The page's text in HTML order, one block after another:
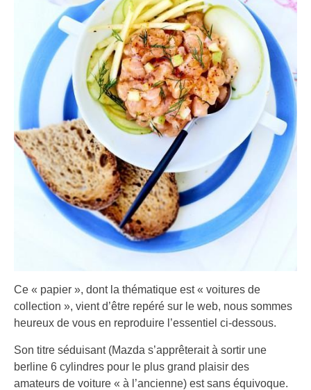
Ce « papier », dont la thématique est « voitures de
collection », vient d’être repéré sur le web, nous sommes
heureux de vous en reproduire l’essentiel ci-dessous.
Son titre séduisant (Mazda s’apprêterait à sortir une
berline 6 cylindres pour le plus grand plaisir des
amateurs de voiture « à l’ancienne) est sans équivoque.